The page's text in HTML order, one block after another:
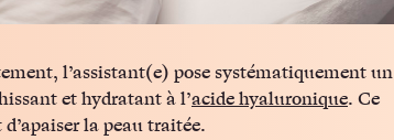
l’assistant(e) pose systématiquement un
et hydratant à l’acide hyaluronique. Ce
la peau traitée.